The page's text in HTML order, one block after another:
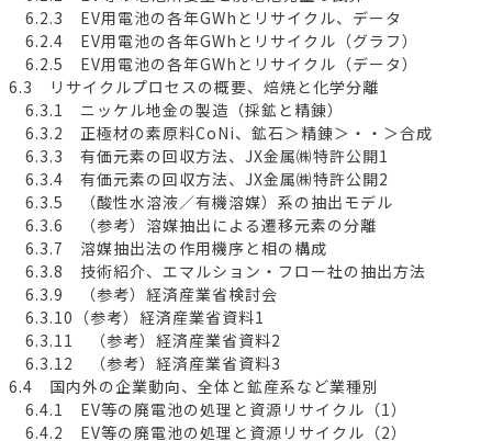
6.2.3 EV用電池の各年GWhとリサイクル、データ
6.2.4 EV用電池の各年GWhとリサイクル（グラフ）
6.2.5 EV用電池の各年GWhとリサイクル（データ）
6.3 リサイクルプロセスの概要、焙焼と化学分離
6.3.1 ニッケル地金の製造（採鉱と精錬）
6.3.2 正極材の素原料CoNi、鉱石＞精錬＞・・＞合成
6.3.3 有価元素の回収方法、JX金属㈱特許公開1
6.3.4 有価元素の回収方法、JX金属㈱特許公開2
6.3.5 （酸性水溶液／有機溶媒）系の抽出モデル
6.3.6 （参考）溶媒抽出による遷移元素の分離
6.3.7 溶媒抽出法の作用機序と相の構成
6.3.8 技術紹介、エマルション・フロー社の抽出方法
6.3.9 （参考）経済産業省検討会
6.3.10（参考）経済産業省資料1
6.3.11 （参考）経済産業省資料2
6.3.12 （参考）経済産業省資料3
6.4 国内外の企業動向、全体と鉱産系など業種別
6.4.1 EV等の廃電池の処理と資源リサイクル（1）
6.4.2 EV等の廃電池の処理と資源リサイクル（2）